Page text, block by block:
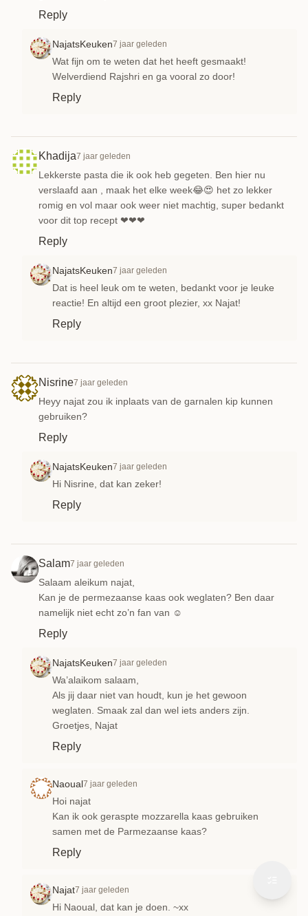
Reply
NajatsKeuken7 jaar geleden
Wat fijn om te weten dat het heeft gesmaakt!
Welverdiend Rajshri en ga vooral zo door!
Reply
Khadija7 jaar geleden
Lekkerste pasta die ik ook heb gegeten. Ben hier nu
verslaafd aan , maak het elke week😂😍 het zo lekker
romig en vol maar ook weer niet machtig, super bedankt
voor dit top recept ❤❤❤
Reply
NajatsKeuken7 jaar geleden
Dat is heel leuk om te weten, bedankt voor je leuke
reactie! En altijd een groot plezier, xx Najat!
Reply
Nisrine7 jaar geleden
Heyy najat zou ik inplaats van de garnalen kip kunnen
gebruiken?
Reply
NajatsKeuken7 jaar geleden
Hi Nisrine, dat kan zeker!
Reply
Salam7 jaar geleden
Salaam aleikum najat,
Kan je de permezaanse kaas ook weglaten? Ben daar
namelijk niet echt zo’n fan van ☺️
Reply
NajatsKeuken7 jaar geleden
Wa’alaikom salaam,
Als jij daar niet van houdt, kun je het gewoon
weglaten. Smaak zal dan wel iets anders zijn.
Groetjes, Najat
Reply
Naoual7 jaar geleden
Hoi najat
Kan ik ook geraspte mozzarella kaas gebruiken
samen met de Parmezaanse kaas?
Reply
Najat7 jaar geleden
Hi Naoual, dat kan je doen. ~xx